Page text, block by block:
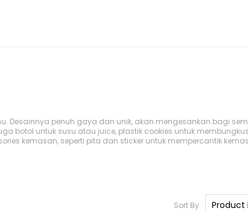
Desainnya penuh gaya dan unik, akan mengesankan bagi
botol untuk susu atau juice, plastik cookies untuk
kemasan, seperti pita dan sticker untuk mempercantik
Sort By